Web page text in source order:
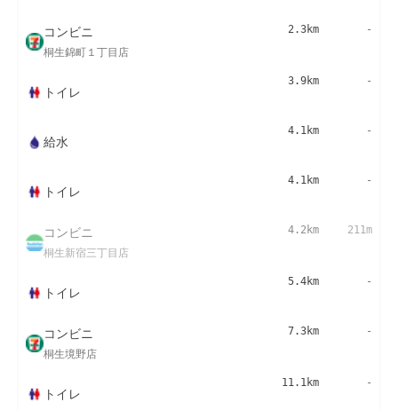
コンビニ
桐生錦町１丁目店
2.3km -
トイレ
3.9km -
給水
4.1km -
トイレ
4.1km -
コンビニ
桐生新宿三丁目店
4.2km 211m
トイレ
5.4km -
コンビニ
桐生境野店
7.3km -
トイレ
11.1km -